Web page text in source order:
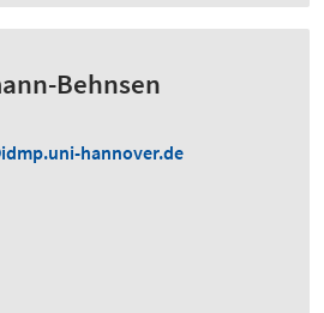
Behnsen
idmp.uni-hannover.de